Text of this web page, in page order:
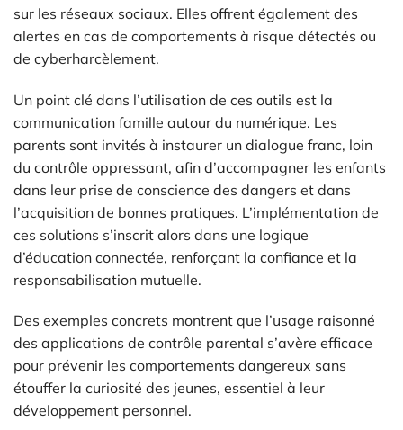
sur les réseaux sociaux. Elles offrent également des
alertes en cas de comportements à risque détectés ou
de cyberharcèlement.
Un point clé dans l’utilisation de ces outils est la
communication famille autour du numérique. Les
parents sont invités à instaurer un dialogue franc, loin
du contrôle oppressant, afin d’accompagner les enfants
dans leur prise de conscience des dangers et dans
l’acquisition de bonnes pratiques. L’implémentation de
ces solutions s’inscrit alors dans une logique
d’éducation connectée, renforçant la confiance et la
responsabilisation mutuelle.
Des exemples concrets montrent que l’usage raisonné
des applications de contrôle parental s’avère efficace
pour prévenir les comportements dangereux sans
étouffer la curiosité des jeunes, essentiel à leur
développement personnel.